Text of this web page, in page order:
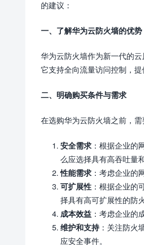
的建议：
一、了解华为云防火墙的优势
华为云防火墙作为新一代的
它支持全向流量访问控制，
二、明确购买条件与需求
在选购华为云防火墙之前，
安全需求 ：根据企业的
么应选择具有高吞吐量
性能需求 ：考虑企业的
可扩展性 ：根据企业
择具有高可扩展性的防火
成本效益 ：考虑企业的
维护和支持：关注防火
应安全事件。